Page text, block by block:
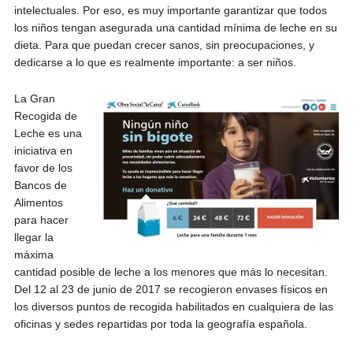
intelectuales. Por eso, es muy importante garantizar que todos
los niños tengan asegurada una cantidad mínima de leche en su
dieta. Para que puedan crecer sanos, sin preocupaciones, y
dedicarse a lo que es realmente importante: a ser niños.
La Gran
Recogida de
Leche es una
iniciativa en
favor de los
Bancos de
Alimentos
para hacer
llegar la
máxima
cantidad posible de leche a los menores que más lo necesitan.
Del 12 al 23 de junio de 2017 se recogieron envases físicos en
los diversos puntos de recogida habilitados en cualquiera de las
oficinas y sedes repartidas por toda la geografía española.